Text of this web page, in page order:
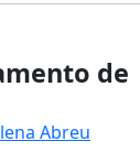
de
Abreu